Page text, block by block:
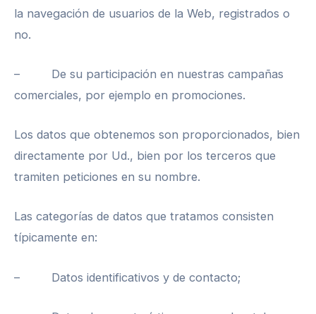
la navegación de usuarios de la Web, registrados o
no.
– De su participación en nuestras campañas
comerciales, por ejemplo en promociones.
Los datos que obtenemos son proporcionados, bien
directamente por Ud., bien por los terceros que
tramiten peticiones en su nombre.
Las categorías de datos que tratamos consisten
típicamente en:
– Datos identificativos y de contacto;